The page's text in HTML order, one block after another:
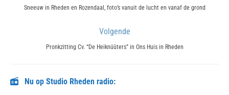
navigatie
Previous
Sneeuw in Rheden en Rozendaal, foto’s vanuit de lucht en vanaf de grond
Volgende
Next
Pronkzitting Cv. “De Heiknüüters” in Ons Huis in Rheden
Nu op Studio Rheden radio: